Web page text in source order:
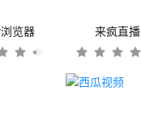
览器 来疯直播